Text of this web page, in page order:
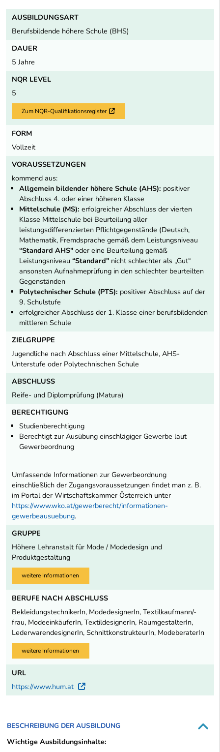
AUSBILDUNGSART
Berufsbildende höhere Schule (BHS)
DAUER
5 Jahre
NQR LEVEL
5
Zum NQR-Qualifikationsregister Externer Link
FORM
Vollzeit
VORAUSSETZUNGEN
kommend aus:
Allgemein bildender höhere Schule (AHS): positiver
Abschluss 4. oder einer höheren Klasse
Mittelschule (MS): erfolgreicher Abschluss der vierten
Klasse Mittelschule bei Beurteilung aller
leistungsdifferenzierten Pflichtgegenstände (Deutsch,
Mathematik, Fremdsprache gemäß dem Leistungsniveau
“Standard AHS" oder eine Beurteilung gemäß
Leistungsniveau “Standard" nicht schlechter als „Gut“
ansonsten Aufnahmeprüfung in den schlechter beurteilten
Gegenständen
Polytechnischer Schule (PTS): positiver Abschluss auf der
9. Schulstufe
erfolgreicher Abschluss der 1. Klasse einer berufsbildenden
mittleren Schule
ZIELGRUPPE
Jugendliche nach Abschluss einer Mittelschule, AHS-
Unterstufe oder Polytechnischen Schule
ABSCHLUSS
Reife- und Diplomprüfung (Matura)
BERECHTIGUNG
Studienberechtigung
Berechtigt zur Ausübung einschlägiger Gewerbe laut
Gewerbeordnung
Umfassende Informationen zur Gewerbeordnung
einschließlich der Zugangsvoraussetzungen findet man z. B.
im Portal der Wirtschaftskammer Österreich unter
https://www.wko.at/gewerberecht/informationen-
gewerbeausuebung.
GRUPPE
Höhere Lehranstalt für Mode / Modedesign und
Produktgestaltung
weitere Informationen
BERUFE NACH ABSCHLUSS
BekleidungstechnikerIn, ModedesignerIn, Textilkaufmann/-
frau, ModeeinkäuferIn, TextildesignerIn, RaumgestalterIn,
LederwarendesignerIn, SchnittkonstrukteurIn, ModeberaterIn
weitere Informationen
URL
https://www.hum.at
Externer Link
BESCHREIBUNG DER AUSBILDUNG
Wichtige Ausbildungsinhalte: